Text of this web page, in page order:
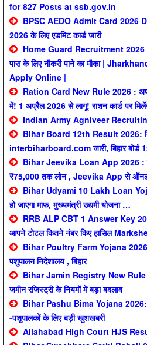
for 827 Posts at ssb.gov.in
BPSC AEDO Admit Card 2026
2026 के लिए एडमिट कार्ड जारी
Home Guard Recruitment 2026
पास के लिए नौकरी पाने का मौका |
Apply Online |
Ration Card New Rule 2026 :
में! 1 अप्रैल 2026 से लागू! राशन कार्ड पर
Indian Army Agniveer
Bihar Board 12th Result 2026:
interbiharboard.com जारी, बिहार बोर्ड
Bihar Jeevika Loan App 2026 :
₹75,000 तक लोन , Jeevika App से
Bihar Udyami 10 Lakh Loan
हो जाएगा माफ, मुख्यमंत्री उद्यमी योजना …
RRB ALP CBT 1 Answer Key
आपने टोटल कितने नंबर किए हासिल
Bihar Poultry Farm Yojana 2026:
पशुपालन निदेशालय , बिहार
Bihar Jamin Registry New Rule
जमीन रजिस्ट्री के नियमों में बड़ा बदलाव
Bihar Pashu Bima Yojana 2026:
-पशुपालकों के लिए बड़ी खुशखबरी
Allahabad High Court HJS